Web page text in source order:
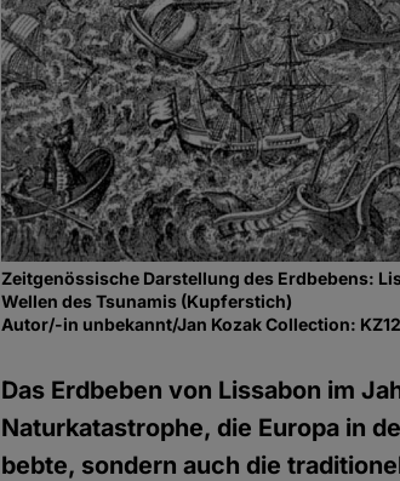
Zeitgenössische Darstellung des Erdbebens:
Wellen des Tsunamis (Kupferstich)
Autor/-in unbekannt/Jan Kozak Collection:
Das Erdbeben von Lissabon im
Naturkatastrophe, die Europa in
bebte, sondern auch die